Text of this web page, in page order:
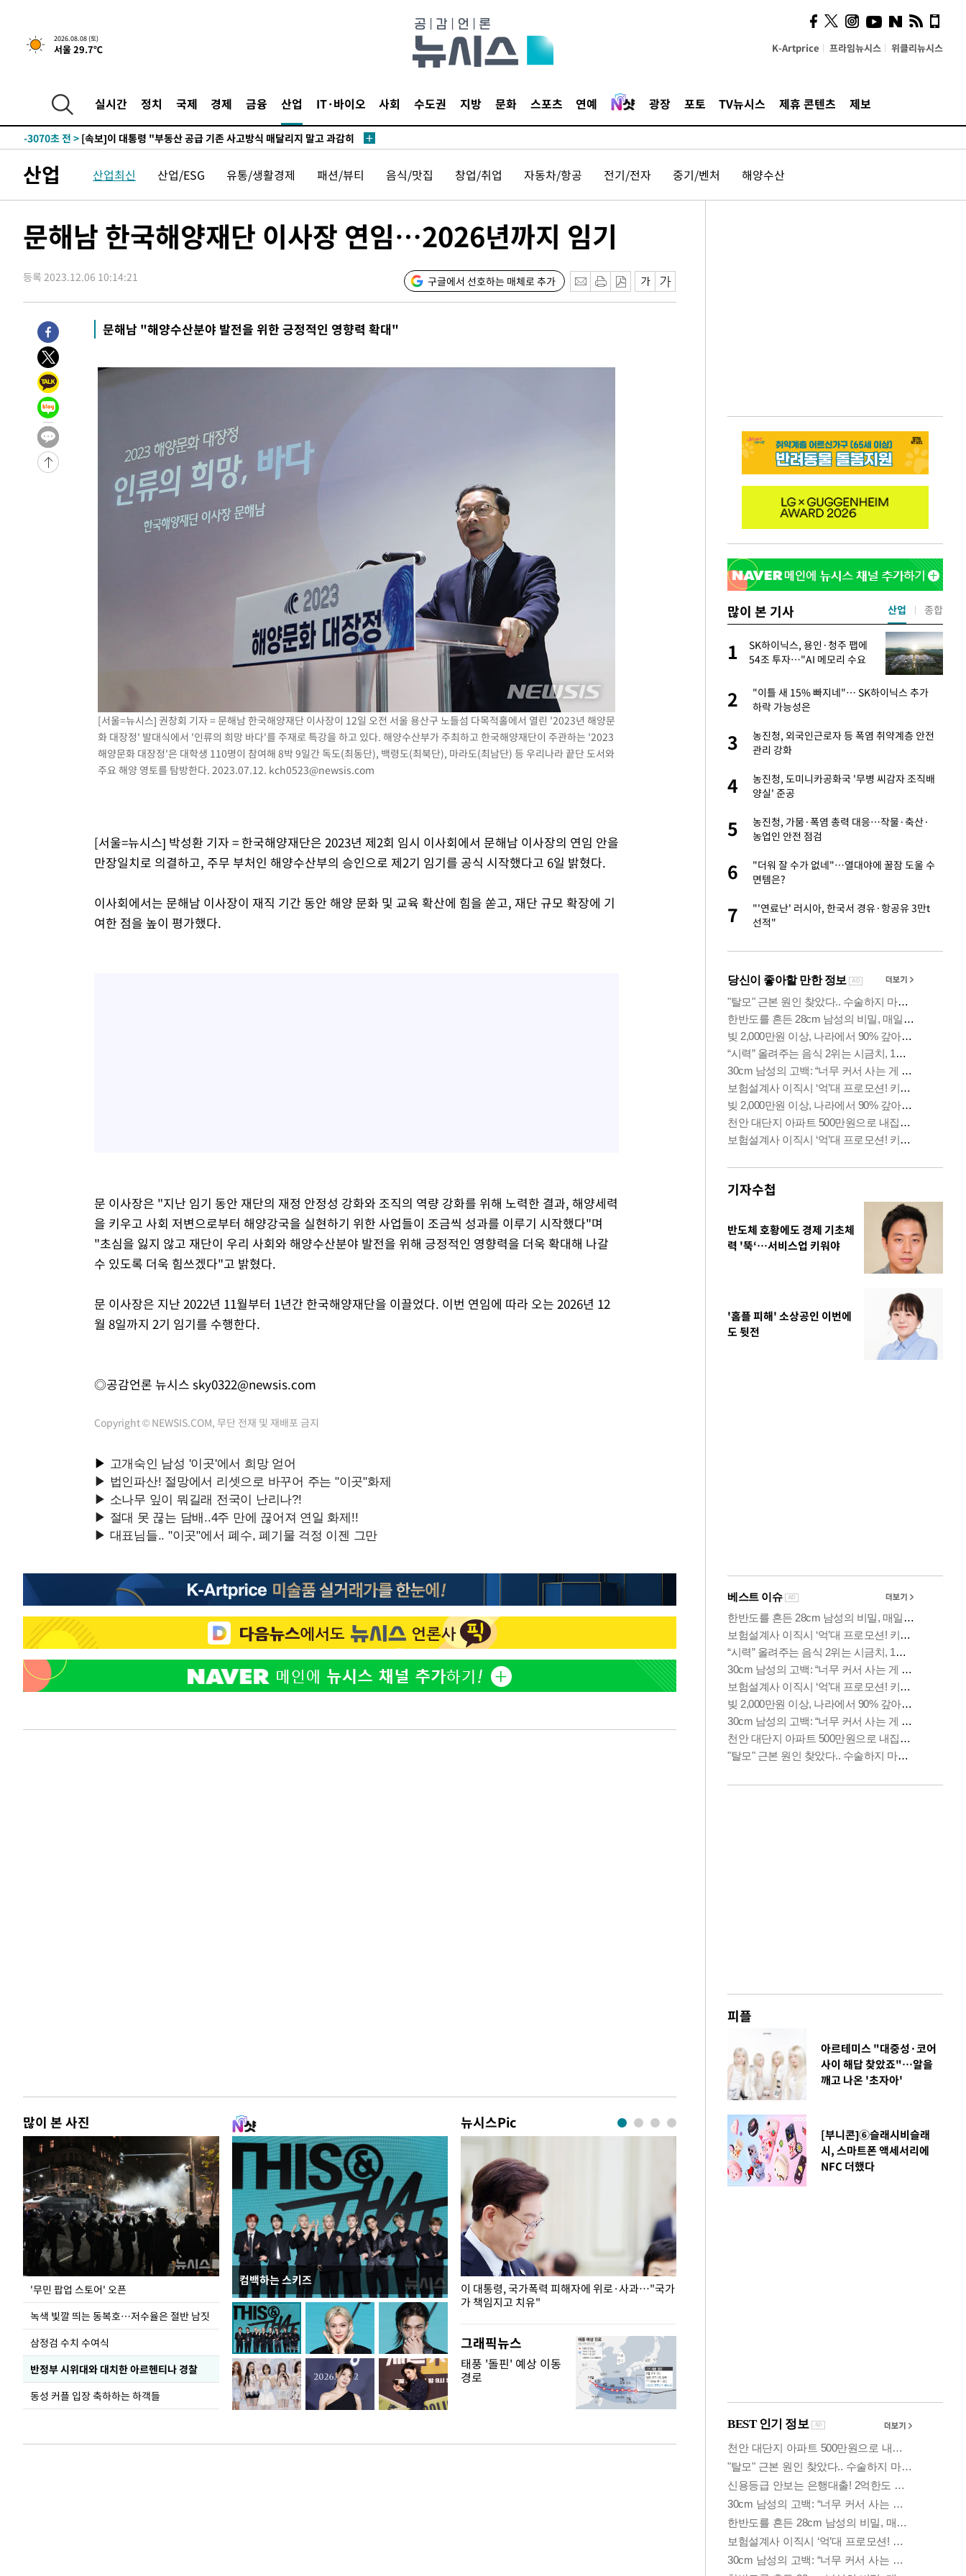
2026.08.08 (토)
서울 29.7℃ K-Artprice 프라임뉴시스 위클리뉴시스
실시간 정치 국제 경제 금융 산업 IT·바이오 사회 수도권 지방 문화 스포츠 연예 광장 포토 TV뉴시스 제휴 콘텐츠 제보
5시간 전 >[속보]규제합리화위원회 부위원장에 김태유 서울대 공대 교수…이병태
-7759초 전 >
미 사업체 일자리, 7월에 2.3만개 순감하고 그 전 2개월 10.3만개 하
향수정 (2보)
-7207초 전 >
↓
-3070초 전 > [속보]이 대통령 "부동산 공급 기존 사고방식 매달리지 말고 과감히
드는 임시"
1시간 전 >
"낮 기온 소폭 하락"…수도권 폭염중대경보, 폭염경보로 하향
1시간 전 >[속보]이 대통령, '호우피해' 안동·의성 관할 4개 면 특별재난지역 선포
수도
2시간 전 > 낮 최고 37도 찜통더위…곳곳 소나기·강원 많은 비[내일날씨]
3시간 전 >여자배구 이재영·이다영 자매, 아제르바이잔 투란VC 입단
3시간 전 >외국인 심판 성 접대 7경기 들여다보니…한국 축구 '5승 2무'
3시간 전 >
[속보]코스닥, 2.86포인트(0.36%) 내린 798.81마감
3시간 전 >
[속보]코스피, 6200선 약보합…0.60% 내린 6258.77에 마쳐
3시간 전 >
4시간 전 >
[속보] 노원서 40.1도 관측…서울, 2018년 이후 첫 40도
4시간 전 >
5시간 전 >
5시간 전 >
11시간 압수수색에 성접대 파문까지…'쑥대밭' 된 축구협회
5시간 전 >
[속보]규제합리화위원회 부위원장에 김태유 서울대 공대 교수…이병태
이강인, 폭염 속 AT마드리드 첫 훈련…80명 식사 대접까지(종합)
미 사업체 일자리, 7월에 2.3만개 순감하고 그 전 2개월 10.3만개 하
[속보] 미 사업체, 일자리 7월에 2.3만 개 줄어…실업률은 4.1%로
이란, "오만과 '중앙 단일 루트' 합의…북쪽 인바운드·남쪽 아웃바운
"낮 기온 소폭 하락"…수도권 폭염중대경보, 폭염경보로 하향
[속보]이 대통령, '호우피해' 안동·의성 관할 4개 면 특별재난지역 선포
[단독]중수청 지원 검사들, 정원 초과 시 낮은 계급 임용…희망지 못 갈
낮 최고 37도 찜통더위…곳곳 소나기·강원 많은 비[내일날씨]
SK하이닉스, 용인·청주 팹에 54조 투자…"AI 메모리 수요 선제 대응"
여자배구 이재영·이다영 자매, 아제르바이잔 투란VC 입단
[속보]코스닥, 2.86포인트(0.36%) 내린 798.81마감
[속보]코스피, 6200선 약보합…0.60% 내린 6258.77에 마쳐
[속보]원·달러 환율, 7.7원 내린 1416.1원 마감
11시간 압수수색에 성접대 파문까지…'쑥대밭' 된 축구협회
[속보]규제합리화위원회 부위원장에 김태유 서울대 공대 교수…이병태
산업 산업최신 산업/ESG 유통/생활경제 패션/뷰티 음식/맛집 창업/취업 자동차/항공 전기/전자 중기/벤처 해양수산
문해남 한국해양재단 이사장 연임…2026년까지 임기
등록 2023.12.06 10:14:21 구글에서 선호하는 매체로 추가
문해남 "해양수산분야 발전을 위한 긍정적인 영향력 확대"
[서울=뉴시스] 권창회 기자 = 문해남 한국해양재단 이사장이 12일 오전 서울 용산구 노들섬 다목적홀에서 열린 '2023년 해양문
화 대장정' 발대식에서 '인류의 희망 바다'를 주재로 특강을 하고 있다. 해양수산부가 주최하고 한국해양재단이 주관하는 '2023
해양문화 대장정'은 대학생 110명이 참여해 8박 9일간 독도(최동단), 백령도(최북단), 마라도(최남단) 등 우리나라 끝단 도서와
주요 해양 영토를 탐방한다. 2023.07.12. kch0523@newsis.com
[서울=뉴시스] 박성환 기자 = 한국해양재단은 2023년 제2회 임시 이사회에서 문해남 이사장의 연임 안을
만장일치로 의결하고, 주무 부처인 해양수산부의 승인으로 제2기 임기를 공식 시작했다고 6일 밝혔다.
이사회에서는 문해남 이사장이 재직 기간 동안 해양 문화 및 교육 확산에 힘을 쏟고, 재단 규모 확장에 기
여한 점을 높이 평가했다.
문 이사장은 "지난 임기 동안 재단의 재정 안정성 강화와 조직의 역량 강화를 위해 노력한 결과, 해양세력
을 키우고 사회 저변으로부터 해양강국을 실현하기 위한 사업들이 조금씩 성과를 이루기 시작했다"며
"초심을 잃지 않고 재단이 우리 사회와 해양수산분야 발전을 위해 긍정적인 영향력을 더욱 확대해 나갈
수 있도록 더욱 힘쓰겠다"고 밝혔다.
문 이사장은 지난 2022년 11월부터 1년간 한국해양재단을 이끌었다. 이번 연임에 따라 오는 2026년 12
월 8일까지 2기 임기를 수행한다.
◎공감언론 뉴시스 sky0322@newsis.com
Copyright © NEWSIS.COM, 무단 전재 및 재배포 금지
많이 본 사진
'무민 팝업 스토어' 오픈
녹색 빛깔 띄는 동복호…저수율은 절반 남짓
삼정검 수치 수여식
반정부 시위대와 대치한 아르헨티나 경찰
동성 커플 입장 축하하는 하객들
컴백하는 스키즈
뉴시스Pic
지석천 뒤덮은 개구리밥
이 대통령, 국가폭력 피해자에 위로·사과…"국가
가 책임지고 치유"
그래픽뉴스
태풍 '돌핀' 예상 이동
경로
많이 본 기사
1
홍서범♥조갑경, 아들 불륜 사
과 후 근황…밝은 미소
2
[단독]인천 부평구 아파트서 10대가 40대 친
모 살해
3
[속보]이 대통령, '호우피해' 안동·의성 관할
4개 면 특별재난지역 선포
생각도"
6
SK하이닉스, 용인·청주 팹에 54조 투
7
태풍 '돌핀' 日 남서부 지역 강타…주민 26만
1
SK하이닉스, 용인·청주 팹에
54조 투자…"AI 메모리 수요
2
"이틀 새 15% 빠지네"… SK하이닉스 추가
하락 가능성은
3
농진청, 외국인근로자 등 폭염 취약계층 안전
관리 강화
4
농진청, 도미니카공화국 '무병 씨감자 조직배
양실' 준공
5
농진청, 가뭄·폭염 총력 대응…작물·축산·
농업인 안전 점검
6
"더워 잘 수가 없네"…열대야에 꿀잠 도울 수
면템은?
7
"'연료난' 러시아, 한국서 경유·항공유 3만t
선적"
산업 종합
기자수첩
반도체 호황에도 경제 기초체
력 '뚝‘…서비스업 키워야
'홈플 피해' 소상공인 이번에
도 뒷전
피플
아르테미스 "대중성·코어
사이 해답 찾았죠"…알을
깨고 나온 '초자아'
[부니콘]⑥슬래시비슬래
시, 스마트폰 액세서리에
NFC 더했다